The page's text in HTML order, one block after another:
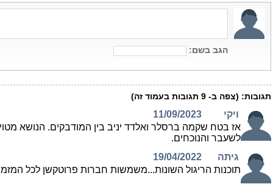
הגב בשם:
תגובות: (צפה ב- 9 תגובות בעמוד זה)
ויקי
11/09/2023
אז בטח שקמה ברסלר ואלדד יניב בין המודבקים. הנושא
לשעבר והנוכחים.
גיתה
19/04/2022
תוכנות הריגול השונות...משמשות חברות פרוטקשן לכל